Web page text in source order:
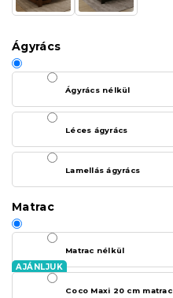
Ágyrács
Ágyrács nélkül
Léces ágyrács
Lamellás ágyrács
Matrac
Matrac nélkül
Coco Maxi 20 cm matrac